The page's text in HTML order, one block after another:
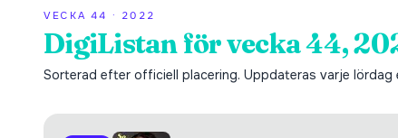
VECKA44 · 2022
DigiListan för vecka 44,
Sorterad efter officiell placering. Uppdateras varje lördag